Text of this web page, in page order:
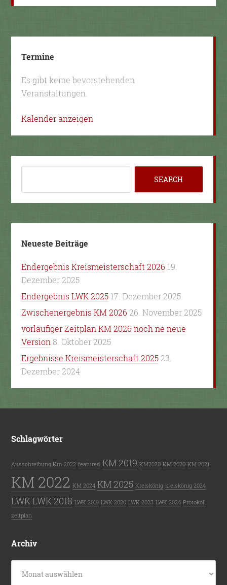
Termine
Es gibt keine bevorstehenden
Veranstaltungen.
Kalender anzeigen
Neueste Beiträge
Endergebnis Kreismeisterschaft 2026 19.
Dezember 2025
Endergebnis LWK 2025 17. Dezember 2025
Zwischenergebnis KM 2026 26. November 2025
vorläufiger Zeitplan KM 2026 noch ne neue
Version 8. Oktober 2025
Ergebnisse Kreismeisterschaft 2025 23.
Dezember 2024
Schlagwörter
Ausschreibung Km 2022 featured KM 2019 KM2020 KM 2020 KM 2021
KM 2022 KM 2024 KM 2025 Kreiskönig kreiskönig 2024
LWKLWK 2018 LWK 2019 LWK 2020 LWK 2023 LWK 2024 Protokoll
zeitplan
Archiv